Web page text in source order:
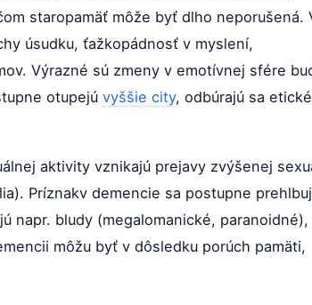
staropamäť môže byť dlho neporušená.
úsudku, ťažkopádnosť v myslení,
Výrazné sú zmeny v emotívnej sfére
otupejú vyššie city, odbúrajú sa
aktivity vznikajú prejavy zvýšenej
Príznakv demencie sa postupne
napr. bludy (megalomanické, paranoidné),
môžu byť v dôsledku porúch pamäti,